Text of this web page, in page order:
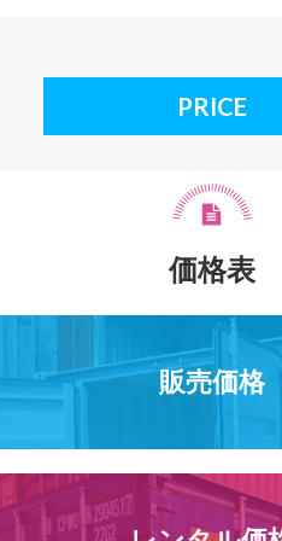
PRICE
価格表
販売価格